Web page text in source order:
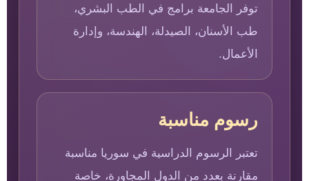
توفر الجامعة برامج في الطب البشري،
طب الأسنان، الصيدلة، الهندسة، وإدارة
الأعمال.
رسوم مناسبة
تعتبر الرسوم الدراسية في سوريا مناسبة
مقارنة بعدد من الدول المجاورة، خاصة